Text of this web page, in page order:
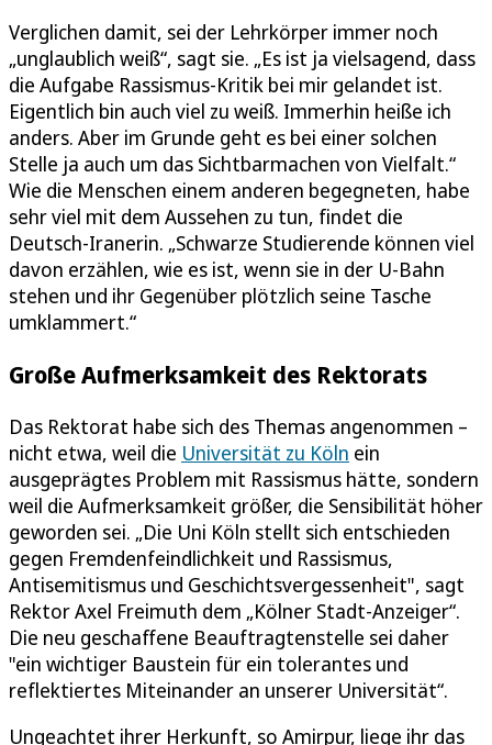
Verglichen damit, sei der Lehrkörper immer noch
„unglaublich weiß“, sagt sie. „Es ist ja vielsagend, dass
die Aufgabe Rassismus-Kritik bei mir gelandet ist.
Eigentlich bin auch viel zu weiß. Immerhin heiße ich
anders. Aber im Grunde geht es bei einer solchen
Stelle ja auch um das Sichtbarmachen von Vielfalt.“
Wie die Menschen einem anderen begegneten, habe
sehr viel mit dem Aussehen zu tun, findet die
Deutsch-Iranerin. „Schwarze Studierende können viel
davon erzählen, wie es ist, wenn sie in der U-Bahn
stehen und ihr Gegenüber plötzlich seine Tasche
umklammert.“
Große Aufmerksamkeit des Rektorats
Das Rektorat habe sich des Themas angenommen –
nicht etwa, weil die Universität zu Köln ein
ausgeprägtes Problem mit Rassismus hätte, sondern
weil die Aufmerksamkeit größer, die Sensibilität höher
geworden sei. „Die Uni Köln stellt sich entschieden
gegen Fremdenfeindlichkeit und Rassismus,
Antisemitismus und Geschichtsvergessenheit", sagt
Rektor Axel Freimuth dem „Kölner Stadt-Anzeiger“.
Die neu geschaffene Beauftragtenstelle sei daher
"ein wichtiger Baustein für ein tolerantes und
reflektiertes Miteinander an unserer Universität“.
Ungeachtet ihrer Herkunft, so Amirpur, liege ihr das